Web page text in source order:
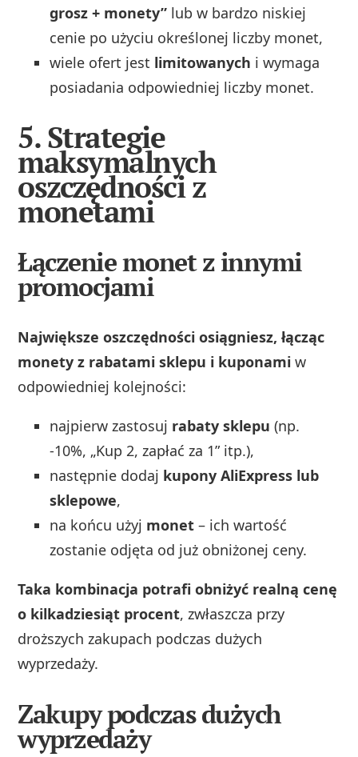
grosz + monety” lub w bardzo niskiej
cenie po użyciu określonej liczby monet,
wiele ofert jest limitowanych i wymaga
posiadania odpowiedniej liczby monet.
5. Strategie
maksymalnych
oszczędności z
monetami
Łączenie monet z innymi
promocjami
Największe oszczędności osiągniesz, łącząc
monety z rabatami sklepu i kuponami w
odpowiedniej kolejności:
najpierw zastosuj rabaty sklepu (np.
-10%, „Kup 2, zapłać za 1” itp.),
następnie dodaj kupony AliExpress lub
sklepowe,
na końcu użyj monet – ich wartość
zostanie odjęta od już obniżonej ceny.
Taka kombinacja potrafi obniżyć realną cenę
o kilkadziesiąt procent, zwłaszcza przy
droższych zakupach podczas dużych
wyprzedaży.
Zakupy podczas dużych
wyprzedaży